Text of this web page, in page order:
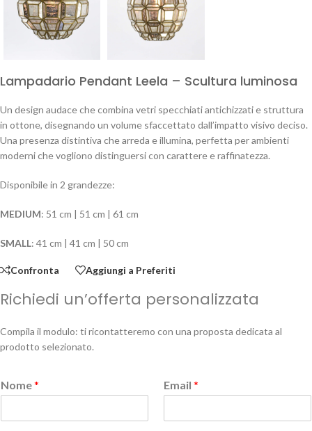
Lampadario Pendant Leela – Scultura luminosa
Un design audace che combina vetri specchiati antichizzati e struttura
in ottone, disegnando un volume sfaccettato dall’impatto visivo deciso.
Una presenza distintiva che arreda e illumina, perfetta per ambienti
moderni che vogliono distinguersi con carattere e raffinatezza.
Disponibile in 2 grandezze:
MEDIUM: 51 cm | 51 cm | 61 cm
SMALL: 41 cm | 41 cm | 50 cm
Confronta Aggiungi a Preferiti
Richiedi un’offerta personalizzata
Compila il modulo: ti ricontatteremo con una proposta dedicata al
prodotto selezionato.
Nome* Email *